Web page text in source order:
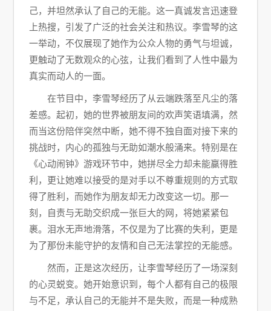
己，并坦然承认了自己的无能。这一真诚发言迅速登
上热搜，引发了广泛的社会关注和热议。李雪琴的这
一举动，不仅展现了她作为公众人物的勇气与坦诚，
更触动了无数观众的心弦，让我们看到了人性中最为
真实而动人的一面。
在节目中，李雪琴经历了从云端跌落至凡尘的落
差感。起初，她的世界被朋友间的欢声笑语填满，然
而当这份陪伴突然中断，她不得不独自面对接下来的
挑战时，内心的孤独与无助如潮水般涌来。特别是在
《心动闹钟》游戏环节中，她拼尽全力却未能赢得胜
利，更让她难以接受的是对手以不尊重规则的方式取
得了胜利，而她作为朋友却无力改变这一切。那一
刻，自责与无助交织成一张巨大的网，将她紧紧包
裹。泪水无声地滑落，不仅是为了比赛的失利，更是
为了那份未能守护的友情和自己无法掌控的无能感。
然而，正是这次经历，让李雪琴经历了一场深刻
的心灵蜕变。她开始意识到，每个人都有自己的极限
与不足，承认自己的无能并不是失败，而是一种成熟